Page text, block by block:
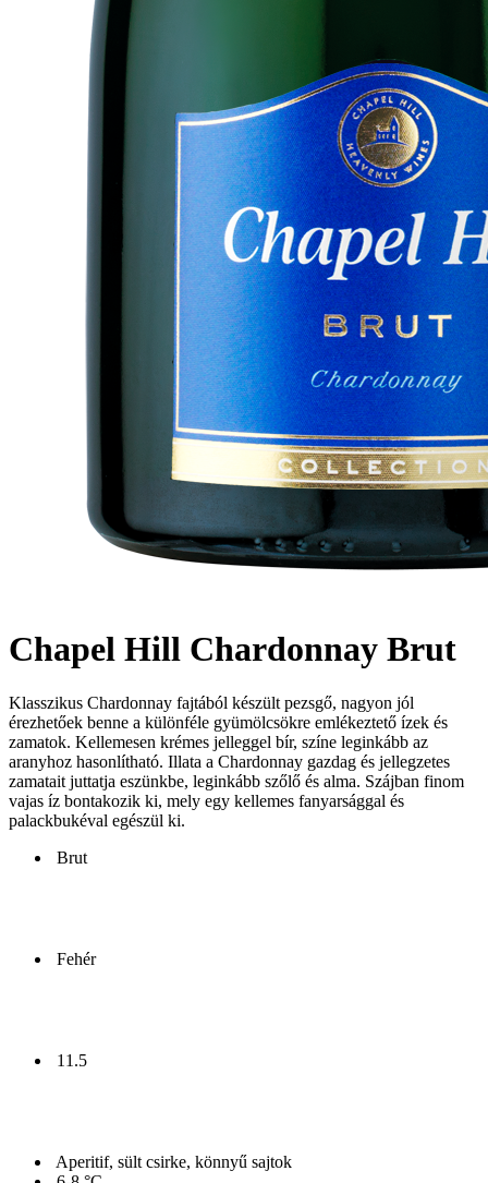
Chapel Hill Chardonnay Brut
Klasszikus Chardonnay fajtából készült pezsgő, nagyon jól
érezhetőek benne a különféle gyümölcsökre emlékeztető ízek és
zamatok. Kellemesen krémes jelleggel bír, színe leginkább az
aranyhoz hasonlítható. Illata a Chardonnay gazdag és jellegzetes
zamatait juttatja eszünkbe, leginkább szőlő és alma. Szájban finom
vajas íz bontakozik ki, mely egy kellemes fanyarsággal és
palackbukéval egészül ki.
Brut
Fehér
11.5
Aperitif, sült csirke, könnyű sajtok